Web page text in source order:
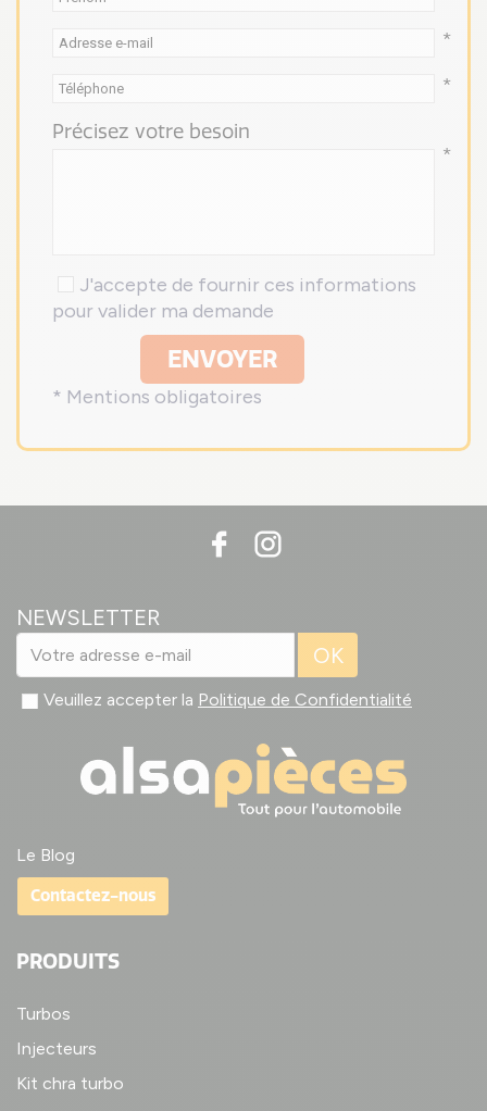
*
*
Précisez votre besoin
*
J'accepte de fournir ces informations
pour valider ma demande
ENVOYER
* Mentions obligatoires
NEWSLETTER
OK
Veuillez accepter la Politique de Confidentialité
Le Blog
Contactez-nous
PRODUITS
Turbos
Injecteurs
Kit chra turbo